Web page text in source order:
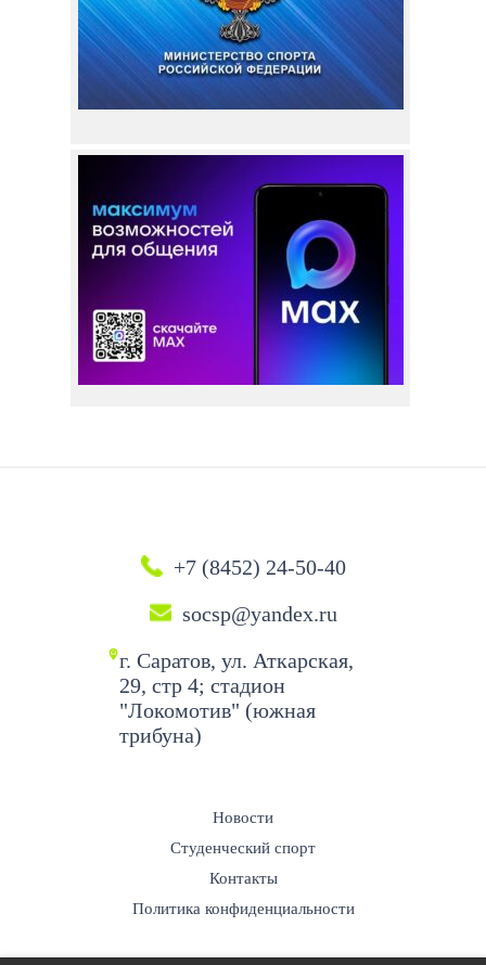
+7 (8452) 24-50-40
socsp@yandex.ru
г. Саратов, ул. Аткарская,
29, стр 4; стадион
"Локомотив" (южная
трибуна)
Новости
Студенческий спорт
Контакты
Политика конфиденциальности